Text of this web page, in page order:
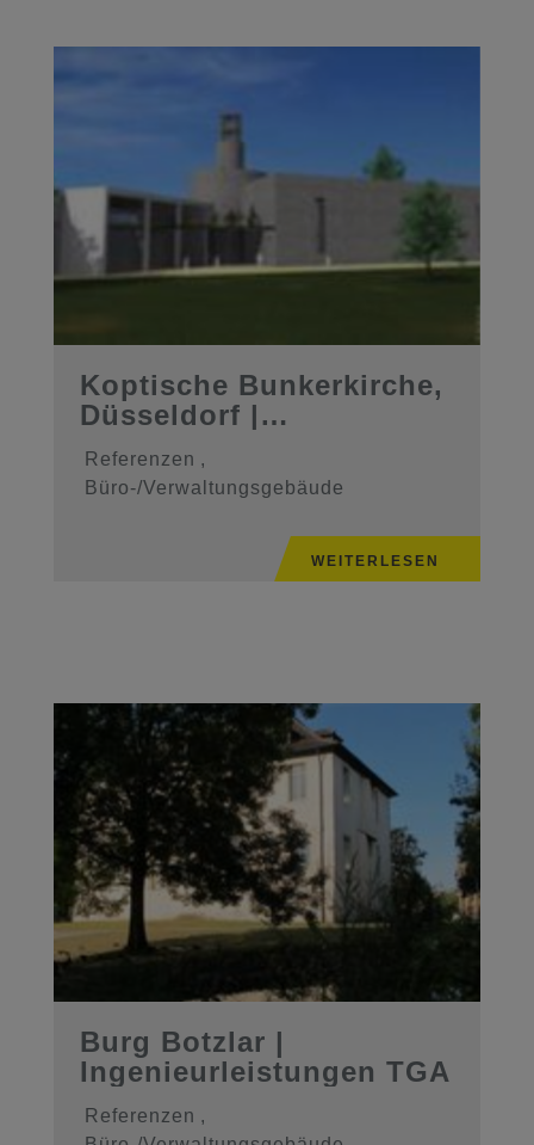
Koptische Bunkerkirche,
Düsseldorf |
Ingenieurleis ...
Referenzen ,
Büro-/Verwaltungsgebäude
WEITERLESEN
Burg Botzlar |
Ingenieurleistungen TGA
Referenzen ,